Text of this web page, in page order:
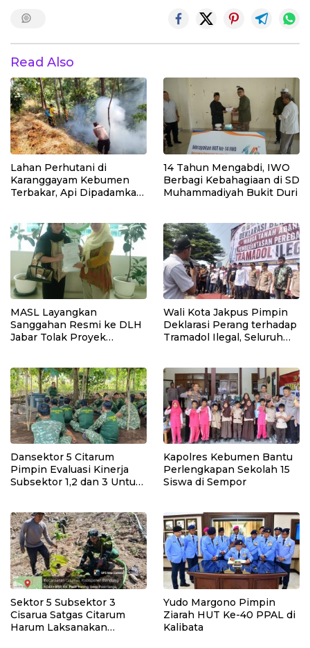
Read Also
Lahan Perhutani di
Karanggayam Kebumen
Terbakar, Api Dipadamkan
14 Tahun Mengabdi, IWO
Berbagi Kebahagiaan di SD
Muhammadiyah Bukit Duri
MASL Layangkan
Sanggahan Resmi ke DLH
Jabar Tolak Proyek
Budaya dan Risiko Gempa
Sesar Baribis
Wali Kota Jakpus Pimpin
Deklarasi Perang terhadap
Tramadol Ilegal, Seluruh
Dansektor 5 Citarum
Pimpin Evaluasi Kinerja
Subsektor 1,2 dan 3 Untuk
Lingkungan
Kapolres Kebumen Bantu
Perlengkapan Sekolah 15
Siswa di Sempor
Sektor 5 Subsektor 3
Cisarua Satgas Citarum
Harum Laksanakan
Yudo Margono Pimpin
Ziarah HUT Ke-40 PPAL di
Kalibata